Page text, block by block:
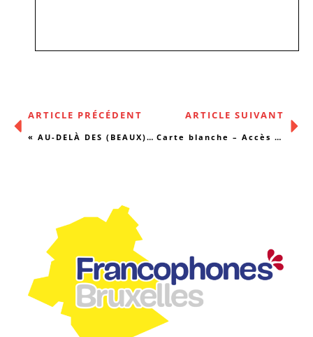
ARTICLE PRÉCÉDENT
« AU-DELÀ DES (BEAUX) DISCOURS » – Rapport de la table d’échanges du SMES
ARTICLE SUIVANT
Carte blanche – Accès au matériel stérile en danger